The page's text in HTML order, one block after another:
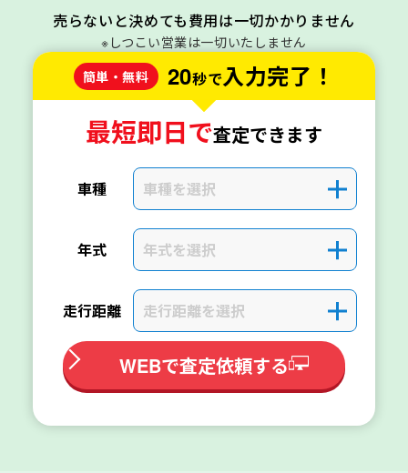
売らないと決めても費用は一切かかりません
※しつこい営業は一切いたしません
簡単・無料
20秒で入力完了！
最短即日で査定できます
車種 車種を選択 ＋
年式 年式を選択 ＋
走行距離 走行距離を選択 ＋
WEBで査定依頼する